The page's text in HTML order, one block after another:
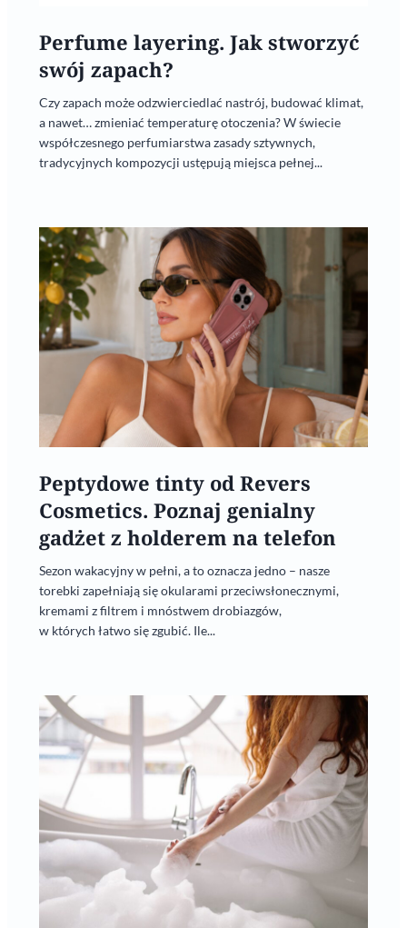
Perfume layering. Jak stworzyć
swój zapach?
Czy zapach może odzwierciedlać nastrój, budować klimat,
a nawet… zmieniać temperaturę otoczenia? W świecie
współczesnego perfumiarstwa zasady sztywnych,
tradycyjnych kompozycji ustępują miejsca pełnej...
Peptydowe tinty od Revers
Cosmetics. Poznaj genialny
gadżet z holderem na telefon
Sezon wakacyjny w pełni, a to oznacza jedno – nasze
torebki zapełniają się okularami przeciwsłonecznymi,
kremami z filtrem i mnóstwem drobiazgów,
w których łatwo się zgubić. Ile...